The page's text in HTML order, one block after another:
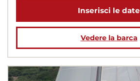
Inserisci le date
Vedere la barca